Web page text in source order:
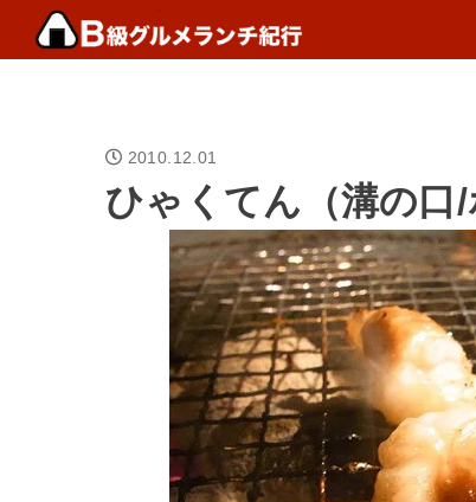
2010.12.01
ひゃくてん（溝の口/